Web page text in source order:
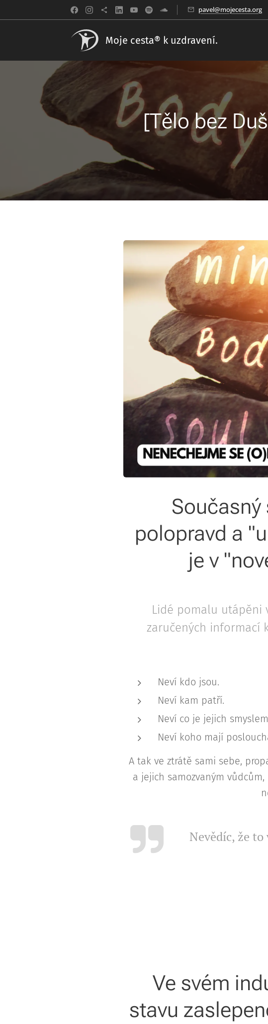
pavel@mojecesta.org
Moje cesta® k uzdravení.
[Tělo bez
Současný
polopravd a
je v
Lidé pomalu utápěni
zaručených informací
Neví kdo jsou.
Neví kam patří.
Neví co je jejich
Neví koho mají
A tak ve ztrátě sami sebe,
a jejich samozvaným
Nevědíc, že
Ve svém
stavu